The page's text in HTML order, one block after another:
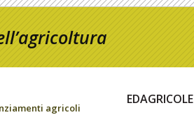
agricoli
EDAGRICOLE